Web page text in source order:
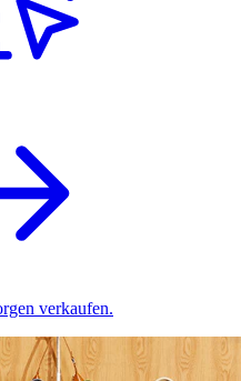
verkaufen.